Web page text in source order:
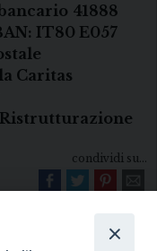
41888
IT80 E057
Caritas
condividi su...